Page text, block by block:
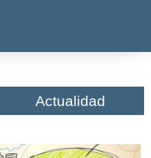
Actualidad